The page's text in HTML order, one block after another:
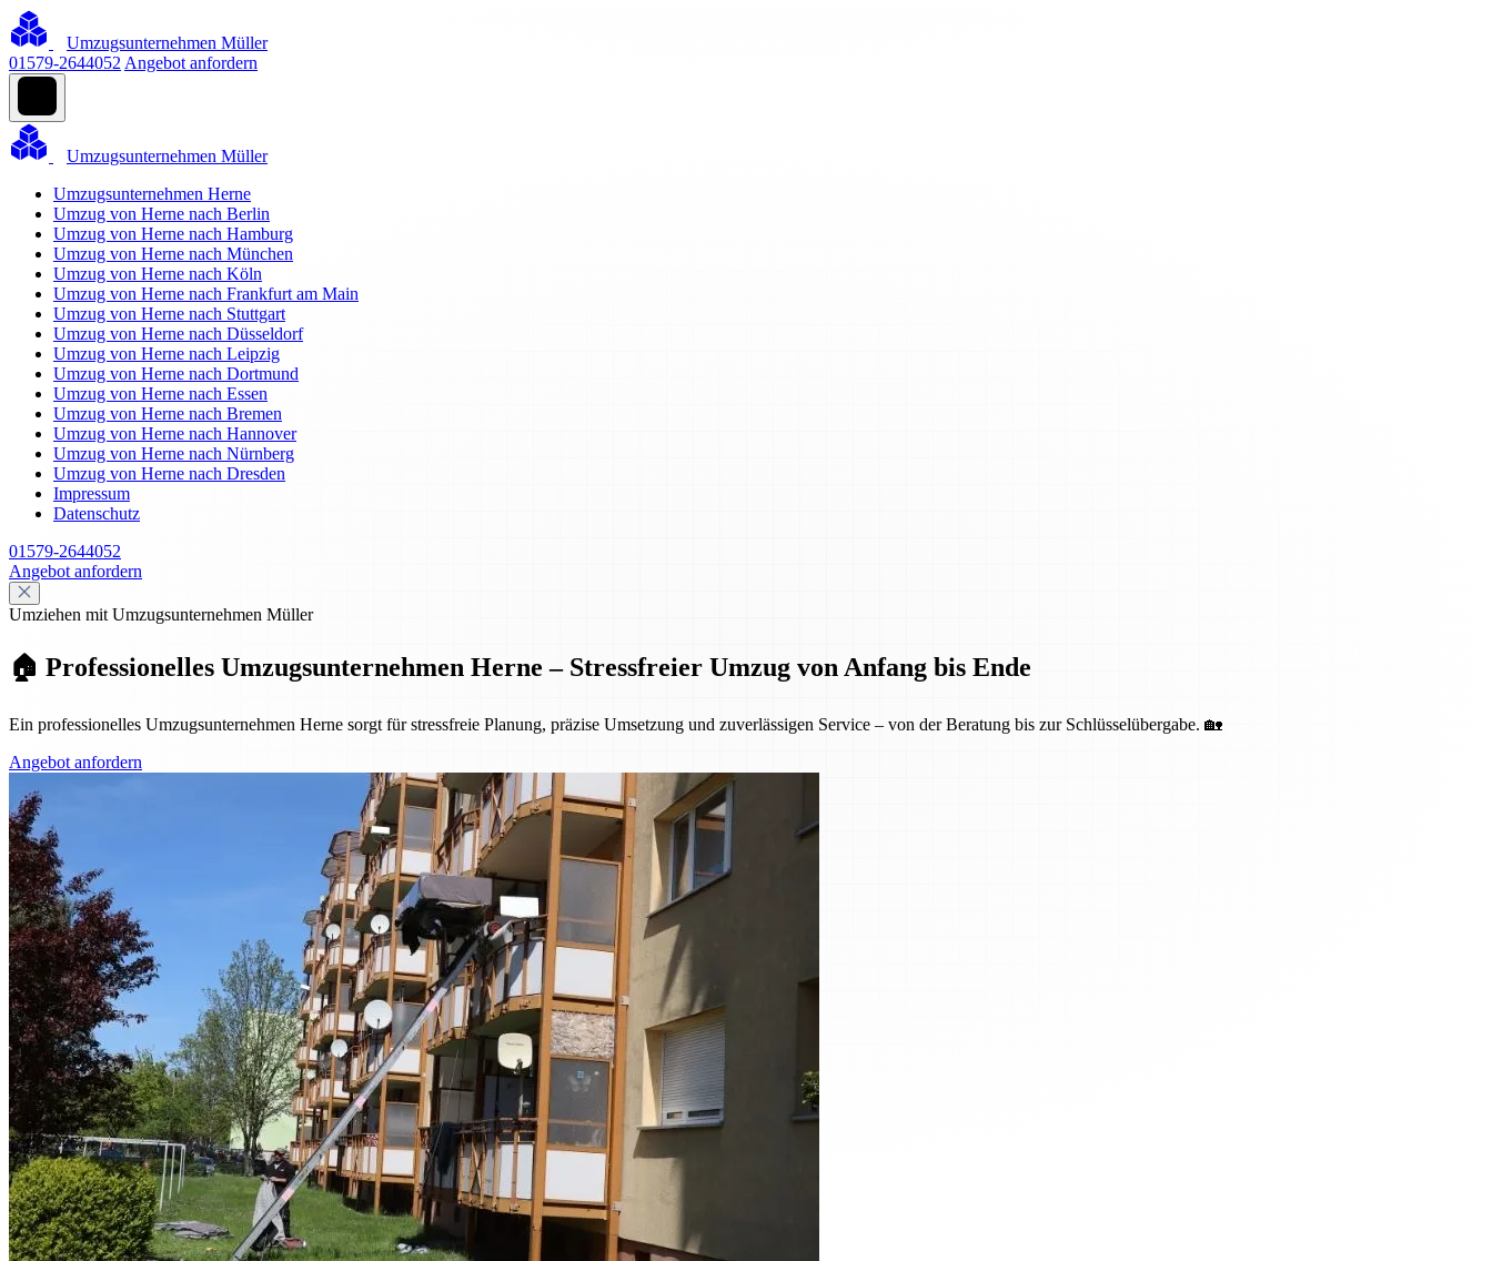
Umzugsunternehmen Müller
01579-2644052 Angebot anfordern
Umzugsunternehmen Müller
Umzugsunternehmen Herne
Umzug von Herne nach Berlin
Umzug von Herne nach Hamburg
Umzug von Herne nach München
Umzug von Herne nach Köln
Umzug von Herne nach Frankfurt am Main
Umzug von Herne nach Stuttgart
Umzug von Herne nach Düsseldorf
Umzug von Herne nach Leipzig
Umzug von Herne nach Dortmund
Umzug von Herne nach Essen
Umzug von Herne nach Bremen
Umzug von Herne nach Hannover
Umzug von Herne nach Nürnberg
Umzug von Herne nach Dresden
Impressum
Datenschutz
01579-2644052
Angebot anfordern
Umziehen mit Umzugsunternehmen Müller
🏠 Professionelles Umzugsunternehmen Herne – Stressfreier Umzug von Anfang bis Ende
Ein professionelles Umzugsunternehmen Herne sorgt für stressfreie Planung, präzise Umsetzung und zuverlässigen Service – von der Beratung bis zur Schlüsselübergabe. 🏡
Angebot anfordern